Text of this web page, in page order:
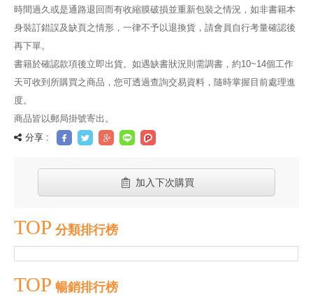
時間過久或是通路退回而有收縮膜破損並重新包裝之情況，如非書籍本
身裝訂錯誤及缺頁之情形，一律不予以退換貨，請會員自行考量確認後
再下單。
書籍於確認款項後立即出貨。如遇缺書狀況則需調書，約10~14個工作
天可收到所購買之商品，您可透過查詢交易資料，隨時掌握目前處理進
度。
商品皆以郵局掛號寄出。
分享 :
加入下次購買
TOP 分類排行榜
TOP 暢銷排行榜